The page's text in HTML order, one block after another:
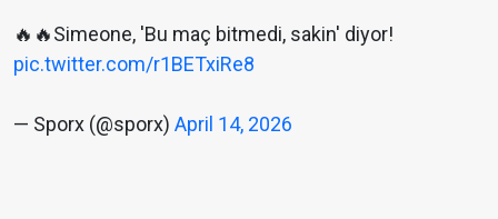
🔥🔥Simeone, 'Bu maç bitmedi, sakin' diyor!
pic.twitter.com/r1BETxiRe8
— Sporx (@sporx) April 14, 2026